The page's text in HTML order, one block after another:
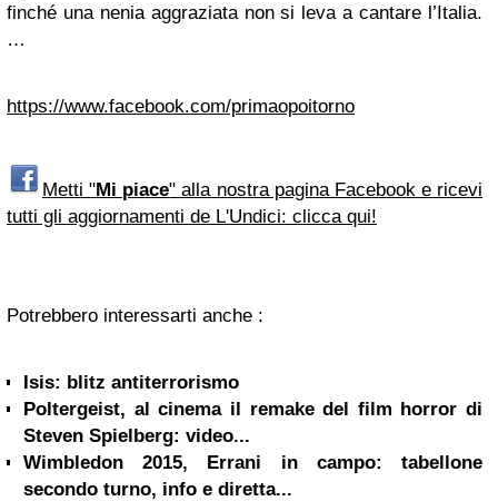
finché una nenia aggraziata non si leva a cantare l’Italia.
…
https://www.facebook.com/primaopoitorno
Metti "Mi piace" alla nostra pagina Facebook e ricevi
tutti gli aggiornamenti de L'Undici: clicca qui!
Potrebbero interessarti anche :
Isis: blitz antiterrorismo
Poltergeist, al cinema il remake del film horror di
Steven Spielberg: video...
Wimbledon 2015, Errani in campo: tabellone
secondo turno, info e diretta...